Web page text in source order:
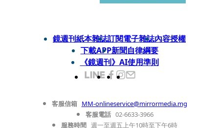
鏡週刊紙本雜誌訂閱電子雜誌內容授權
下載APP新聞自律綱要
《鏡週刊》AI使用準則
客服信箱 MM-onlineservice@mirrormedia.mg
客服電話 02-6633-3966
服務時間 週一至週五上午10時至下午6時